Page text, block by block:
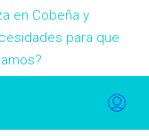
en Cobeña y
para que